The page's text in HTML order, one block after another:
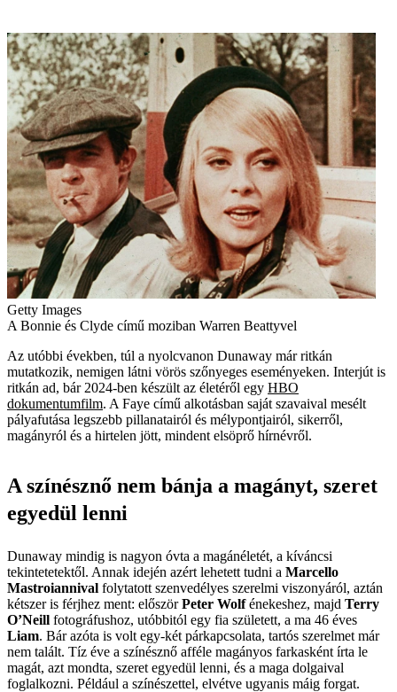
Getty Images
A Bonnie és Clyde című moziban Warren Beattyvel
Az utóbbi években, túl a nyolcvanon Dunaway már ritkán
mutatkozik, nemigen látni vörös szőnyeges eseményeken. Interjút is
ritkán ad, bár 2024-ben készült az életéről egy HBO
dokumentumfilm. A Faye című alkotásban saját szavaival mesélt
pályafutása legszebb pillanatairól és mélypontjairól, sikerről,
magányról és a hirtelen jött, mindent elsöprő hírnévről.
A színésznő nem bánja a magányt, szeret
egyedül lenni
Dunaway mindig is nagyon óvta a magánéletét, a kíváncsi
tekintetetektől. Annak idején azért lehetett tudni a Marcello
Mastroiannival folytatott szenvedélyes szerelmi viszonyáról, aztán
kétszer is férjhez ment: előszörPeter Wolfénekeshez, majd Terry
O’Neill fotográfushoz, utóbbitól egy fia született, a ma 46 éves
Liam. Bár azóta is volt egy-két párkapcsolata, tartós szerelmet már
nem talált. Tíz éve a színésznő afféle magányos farkasként írta le
magát, azt mondta, szeret egyedül lenni, és a maga dolgaival
foglalkozni. Például a színészettel, elvétve ugyanis máig forgat.